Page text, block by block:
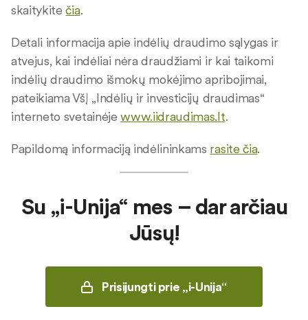
skaitykitečia.
Detali informacija apie indėlių draudimo sąlygas ir
atvejus, kai indėliai nėra draudžiami ir kai taikomi
indėlių draudimo išmokų mokėjimo apribojimai,
pateikiama VšĮ „Indėlių ir investicijų draudimas“
interneto svetainėjewww.iidraudimas.lt.
Papildomą informaciją indėlininkams rasite čia.
Su „i-Unija“ mes – dar arčiau
Jūsų!
Prisijungti prie „i-Unija“